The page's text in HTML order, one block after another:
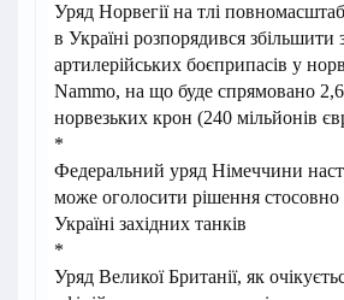
Уряд Норвегії на тлі
в Україні розпорядився збільшити
артилерійських боєприпасів у
Nammo, на що буде спрямовано 2,6
норвезьких крон (240 мільйонів
*
Федеральний уряд Німеччини
може оголосити рішення стосовно
Україні західних танків
*
Уряд Великої Британії, як